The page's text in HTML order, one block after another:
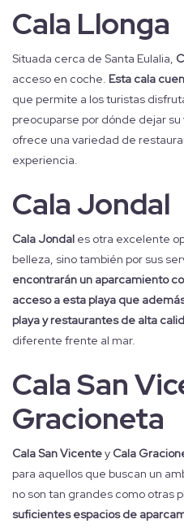
Cala Llonga
Situada cerca de Santa Eulalia,
acceso en coche. Esta cala
que permite a los turistas
preocuparse por dónde dejar
ofrece una variedad de
experiencia.
Cala Jondal
Cala Jondal es otra excelente
belleza, sino también por sus
encontrarán un aparcamiento
acceso a esta playa que
playa y restaurantes de alta
diferente frente al mar.
Cala San
Gracioneta
Cala San Vicentey Cala
para aquellos que buscan un
no son tan grandes como otras
suficientes espacios de